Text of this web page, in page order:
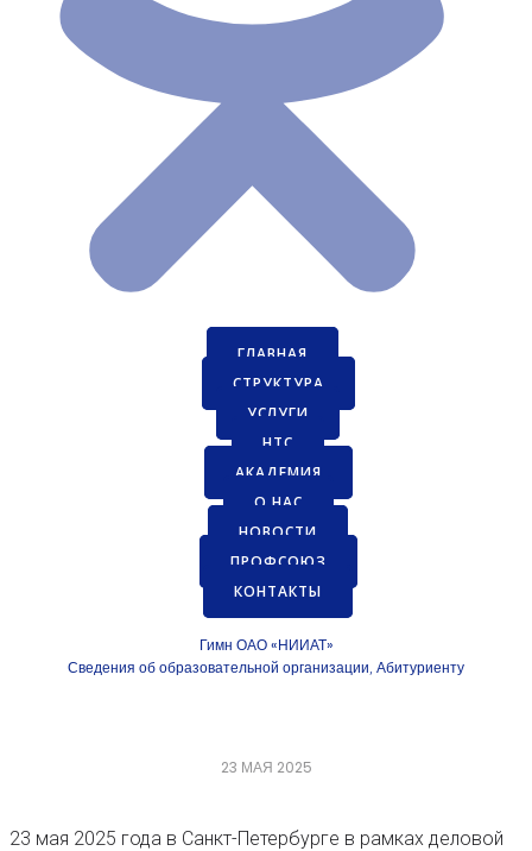
ГЛАВНАЯ
СТРУКТУРА
УСЛУГИ
НТС
АКАДЕМИЯ
О НАС
НОВОСТИ
ПРОФСОЮЗ
КОНТАКТЫ
Гимн ОАО «НИИАТ»
Сведения об образовательной организации Абитуриенту
23 МАЯ 2025
23 мая 2025 года в Санкт-Петербурге в рамках деловой